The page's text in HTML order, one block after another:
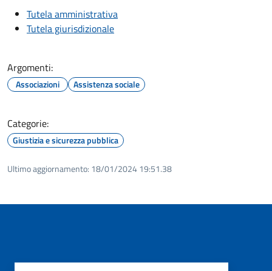
Tutela amministrativa
Tutela giurisdizionale
Argomenti:
Associazioni Assistenza sociale
Categorie:
Giustizia e sicurezza pubblica
Ultimo aggiornamento: 18/01/2024 19:51.38